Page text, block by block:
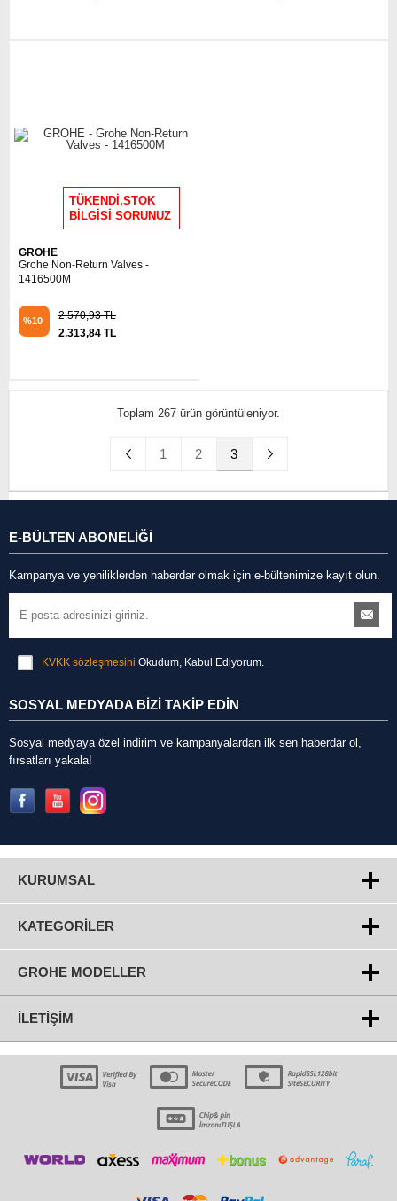
TÜKENDİ,STOK
BİLGİSİ SORUNUZ
GROHE
Grohe Non-Return Valves -
1416500M
%10
2.570,93 TL
2.313,84 TL
Toplam 267 ürün görüntüleniyor.
1 2 3
E-BÜLTEN ABONELİĞİ
Kampanya ve yeniliklerden haberdar olmak için e-bültenimize kayıt olun.
KVKK sözleşmesini Okudum, Kabul Ediyorum.
SOSYAL MEDYADA BİZİ TAKİP EDİN
Sosyal medyaya özel indirim ve kampanyalardan ilk sen haberdar ol,
fırsatları yakala!
KURUMSAL
KATEGORILER
GROHE MODELLER
İLETIŞIM